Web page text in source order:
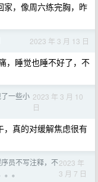
家，像周六练完胸，昨
2023 年 3 月 13 日
，睡觉也睡不好了，不
一些小 2023 年 3 月 10
日
，真的对缓解焦虑很有
员不写注释，不
。
2023 年
3 月 7 日